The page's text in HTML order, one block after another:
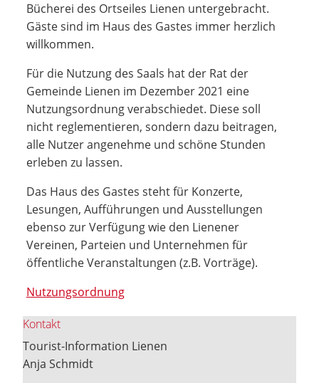
Bücherei des Ortseiles Lienen untergebracht.
Gäste sind im Haus des Gastes immer herzlich
willkommen.
Für die Nutzung des Saals hat der Rat der
Gemeinde Lienen im Dezember 2021 eine
Nutzungsordnung verabschiedet. Diese soll
nicht reglementieren, sondern dazu beitragen,
alle Nutzer angenehme und schöne Stunden
erleben zu lassen.
Das Haus des Gastes steht für Konzerte,
Lesungen, Aufführungen und Ausstellungen
ebenso zur Verfügung wie den Lienener
Vereinen, Parteien und Unternehmen für
öffentliche Veranstaltungen (z.B. Vorträge).
Nutzungsordnung
Kontakt
Tourist-Information Lienen
Anja Schmidt